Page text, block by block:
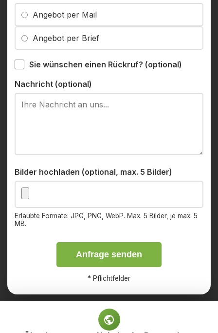
Angebot per Mail
Angebot per Brief
Sie wünschen einen Rückruf? (optional)
Nachricht (optional)
Bilder hochladen (optional, max. 5 Bilder)
Erlaubte Formate: JPG, PNG, WebP. Max. 5 Bilder, je max. 5
MB.
Anfrage senden
* Pflichtfelder